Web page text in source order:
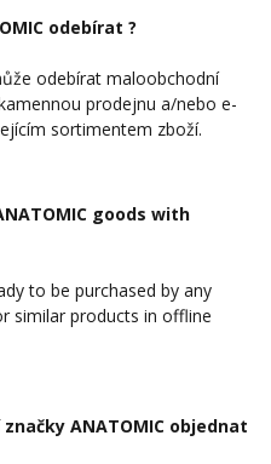
odebírat ?
odebírat maloobchodní
prodejnu a/nebo e-
sortimentem zboží.
goods with
to be purchased by any
similar products in offline
ANATOMIC objednat